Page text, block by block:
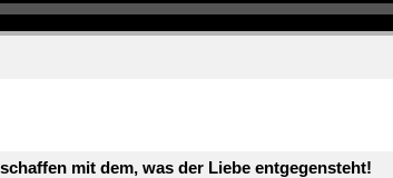
mit dem, was der Liebe entgegensteht!